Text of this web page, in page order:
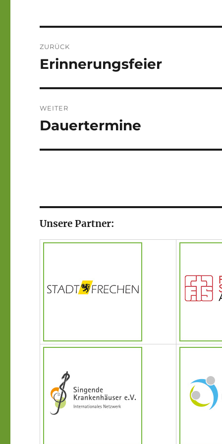
ZURÜCK
Vorheriger
Erinnerungsfeier
WEITER
Nächster
Dauertermine
Unsere Partner: